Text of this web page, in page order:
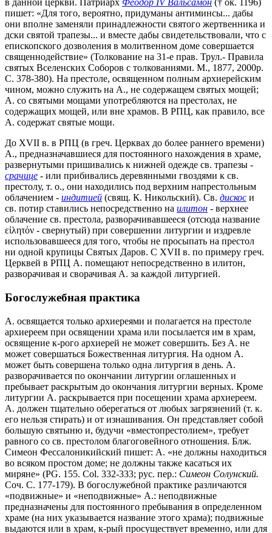
в данной церкви. Патриарх Феодор IV Вальсамон († ок. 1196)
пишет: «Для того, вероятно, придуманы антиминсы... дабы
они вполне заменяли принадлежности святого жертвенника и
дски святой трапезы... и вместе дабы свидетельствовали, что с
епископского дозволения в молитвенном доме совершается
священнодействие» (Толкование на 31-е прав. Трул.- Правила
святых Вселенских Соборов с толкованиями. М., 1877, 2000р.
С. 378-380). На престоле, освященном полным архиерейским
чином, можно служить на А., не содержащем святых мощей;
А. со святыми мощами употребляются на престолах, не
содержащих мощей, или вне храмов. В РПЦ, как правило, все
А. содержат святые мощи.
До XVII в. в РПЦ (в греч. Церквах до более раннего времени)
А., предназначавшиеся для постоянного нахождения в храме,
развернутыми пришивались к нижней одежде св. трапезы -
срачице - или прибивались деревянными гвоздями к св.
престолу, т. о., они находились под верхним напрестольным
облачением - индитией (свящ. К. Никольский). Св. дискос и
св. потир ставились непосредственно на илитон - верхнее
облачение св. престола, разворачивавшееся (отсюда название
εἰλητόν - свернутый) при совершении литургии и издревле
использовавшееся для того, чтобы не просыпать на престол
ни одной крупицы Святых Даров. С XVII в. по примеру греч.
Церквей в РПЦ А. помещают непосредственно в илитон,
разворачивая и сворачивая А. за каждой литургией.
Богослужебная практика
А. освящается только архиереями и полагается на престоле
архиереем при освящении храма или посылается им в храм,
освящение к-рого архиерей не может совершить. Без А. не
может совершаться Божественная литургия. На одном А.
может быть совершена только одна литургия в день. А.
разворачивается по окончании литургии оглашенных и
пребывает раскрытым до окончания литургии верных. Кроме
литургии А. раскрывается при посещении храма архиереем.
А. должен тщательно оберегаться от любых загрязнений (т. к.
его нельзя стирать) и от изнашивания. Он представляет собой
большую святыню и, будучи «вместопрестолием», требует
равного со св. престолом благоговейного отношения. Блж.
Симеон Фессалоникийский пишет: А. «не должны находиться
во всяком простом доме; не должны также касаться их
миряне» (PG. 155. Col. 332-333; рус. пер.: Симеон Солунский.
Соч. С. 177-179). В богослужебной практике различаются
«подвижные» и «неподвижные» А.: неподвижные
предназначены для постоянного пребывания в определенном
храме (на них указывается название этого храма); подвижные
выдаются или в храм, к-рый просуществует временно, или для